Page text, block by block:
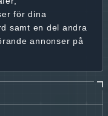
för dina
samt en del andra
annonser på